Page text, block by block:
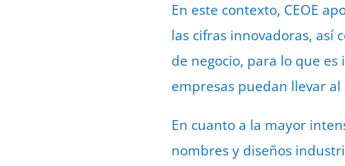
En este contexto, CEOE
las cifras innovadoras, así
de negocio, para lo que
empresas puedan llevar al
En cuanto a la mayor
nombres y diseños